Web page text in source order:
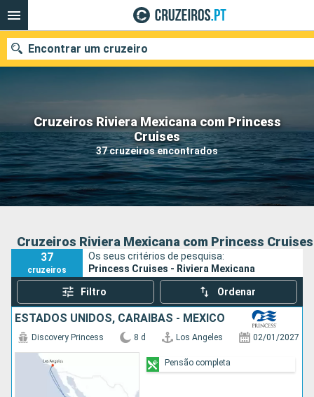
Cruzeiros Riviera Mexicana com Princess
Cruises
37 cruzeiros encontrados
Encontrar um cruzeiro
Quando ir?
Data de partida
Portos Companhias
Cruzeiros Riviera Mexicana com Princess Cruises
37
cruzeiros
Os seus critérios de pesquisa:
Princess Cruises - Riviera Mexicana
Filtro Ordenar
ESTADOS UNIDOS, CARAIBAS - MEXICO
Discovery Princess 8 d Los Angeles 02/01/2027
Pensão completa